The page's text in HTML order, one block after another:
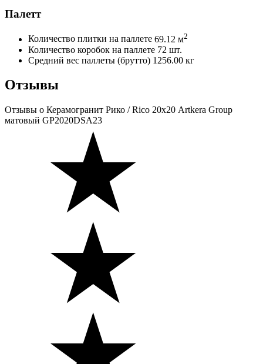
Палетт
Количество плитки на паллете 69.12 м2
Количество коробок на паллете 72 шт.
Средний вес паллеты (брутто) 1256.00 кг
Отзывы
Отзывы о Керамогранит Рико / Rico 20х20 Artkera Group
матовый GP2020DSA23